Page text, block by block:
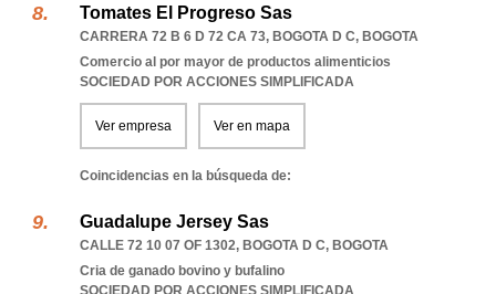
Tomates El Progreso Sas
CARRERA 72 B 6 D 72 CA 73, BOGOTA D C, BOGOTA
Comercio al por mayor de productos alimenticios
SOCIEDAD POR ACCIONES SIMPLIFICADA
Ver empresa Ver en mapa
Coincidencias en la búsqueda de:
Guadalupe Jersey Sas
CALLE 72 10 07 OF 1302, BOGOTA D C, BOGOTA
Cria de ganado bovino y bufalino
SOCIEDAD POR ACCIONES SIMPLIFICADA